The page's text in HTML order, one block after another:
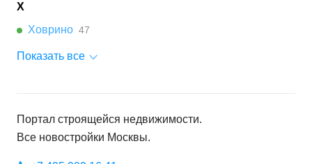
Х
Ховрино 47
Показать все
Портал строящейся недвижимости.
Все новостройки Москвы.